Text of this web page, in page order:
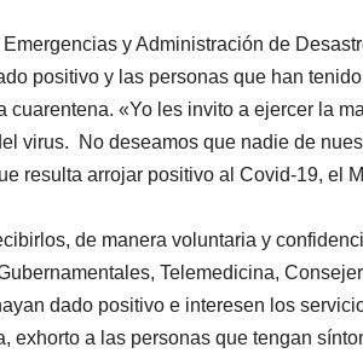
y Administración de
positivo y las personas que han
«Yo les invito a ejercer la
virus. No deseamos que nadie de
resulta arrojar positivo al Covid-19, el
de manera voluntaria y
Telemedicina,
dado positivo e interesen los
exhorto a las personas que tengan